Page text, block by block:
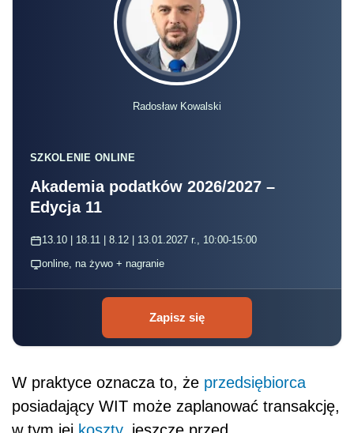
Radosław Kowalski
SZKOLENIE ONLINE
Akademia podatków 2026/2027 –
Edycja 11
13.10 | 18.11 | 8.12 | 13.01.2027 r., 10:00-15:00
online, na żywo + nagranie
Zapisz się
W praktyce oznacza to, że przedsiębiorca
posiadający WIT może zaplanować transakcję,